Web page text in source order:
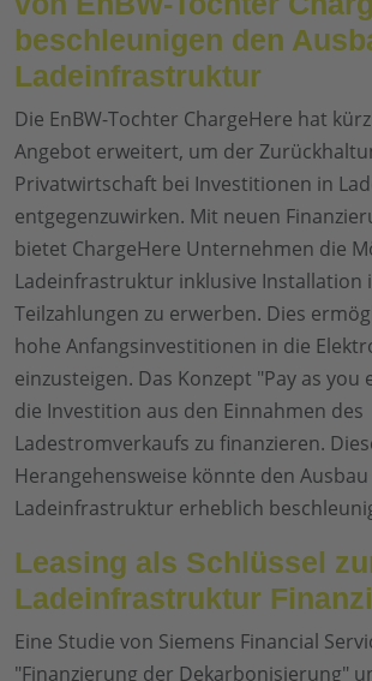
beschleunigen den
Ladeinfrastruktur
Die EnBW-Tochter ChargeHere hat
Angebot erweitert, um der
Privatwirtschaft bei Investitionen in
entgegenzuwirken. Mit neuen
bietet ChargeHere Unternehmen die
Ladeinfrastruktur inklusive Installation
Teilzahlungen zu erwerben. Dies
hohe Anfangsinvestitionen in die
einzusteigen. Das Konzept "Pay as you
die Investition aus den Einnahmen des
Ladestromverkaufs zu finanzieren.
Herangehensweise könnte den
Ladeinfrastruktur erheblich
Leasing als Schlüssel
Ladeinfrastruktur
Eine Studie von Siemens Financial
"Finanzierung der Dekarbonisierung"